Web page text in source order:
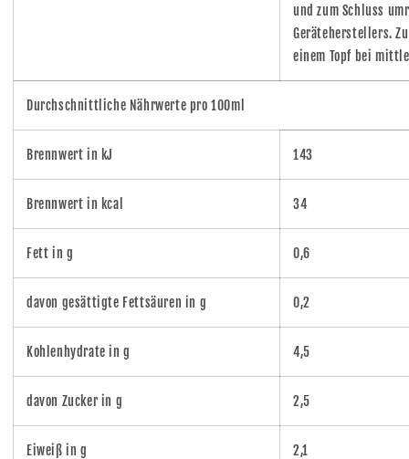
und zum Schluss
Geräteherstellers.
einem Topf bei
Durchschnittliche Nährwerte pro 100ml
Brennwert in kJ 143
Brennwert in kcal 34
Fett in g 0,6
davon gesättigte Fettsäuren in g 0,2
Kohlenhydrate in g 4,5
davon Zucker in g 2,5
Eiweiß in g 2,1